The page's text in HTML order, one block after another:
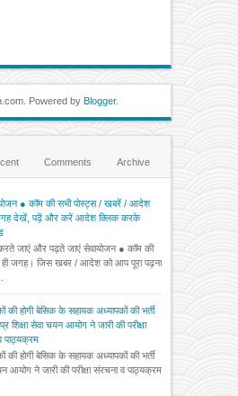
Powered by Blogger.
Comments Archive
● कॉम की सभी पोस्ट्स / खबरें / आदेश
देखें, पढ़ें और करें आदेश क्लिक करके
जाएं और पढ़ते जाएं सेवायोजन ● कॉम की
जगह। जिस खबर / आदेश को आप पूरा पढ़ना
की होगी बेसिक के सहायक अध्यापकों की भर्ती
शिक्षा सेवा चयन आयोग ने जारी की परीक्षा
पाठ्यक्रम
की होगी बेसिक के सहायक अध्यापकों की भर्ती
आयोग ने जारी की परीक्षा संरचना व पाठ्यक्रम